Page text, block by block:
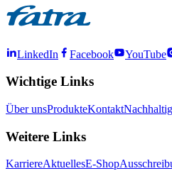
LinkedIn Facebook YouTube
Wichtige Links
Über unsProdukteKontakt
Weitere Links
KarriereAktuellesE-Shop